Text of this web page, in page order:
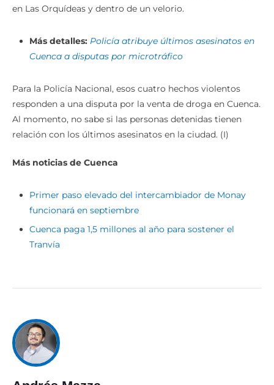
en Las Orquídeas y dentro de un velorio.
Más detalles: Policía atribuye últimos asesinatos en
Cuenca a disputas por microtráfico
Para la Policía Nacional, esos cuatro hechos violentos
responden a una disputa por la venta de droga en Cuenca.
Al momento, no sabe si las personas detenidas tienen
relación con los últimos asesinatos en la ciudad. (I)
Más noticias de Cuenca
Primer paso elevado del intercambiador de Monay
funcionará en septiembre
Cuenca paga 1,5 millones al año para sostener el
Tranvía